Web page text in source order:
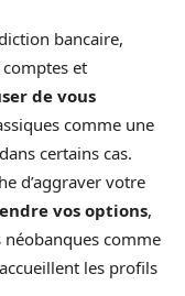
bancaire,
et
de vous
comme une
certains cas.
d’aggraver votre
vos options,
comme
les profils